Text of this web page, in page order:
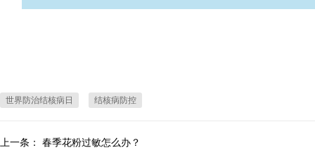
世界防治结核病日 结核病防控
上一条： 春季花粉过敏怎么办？